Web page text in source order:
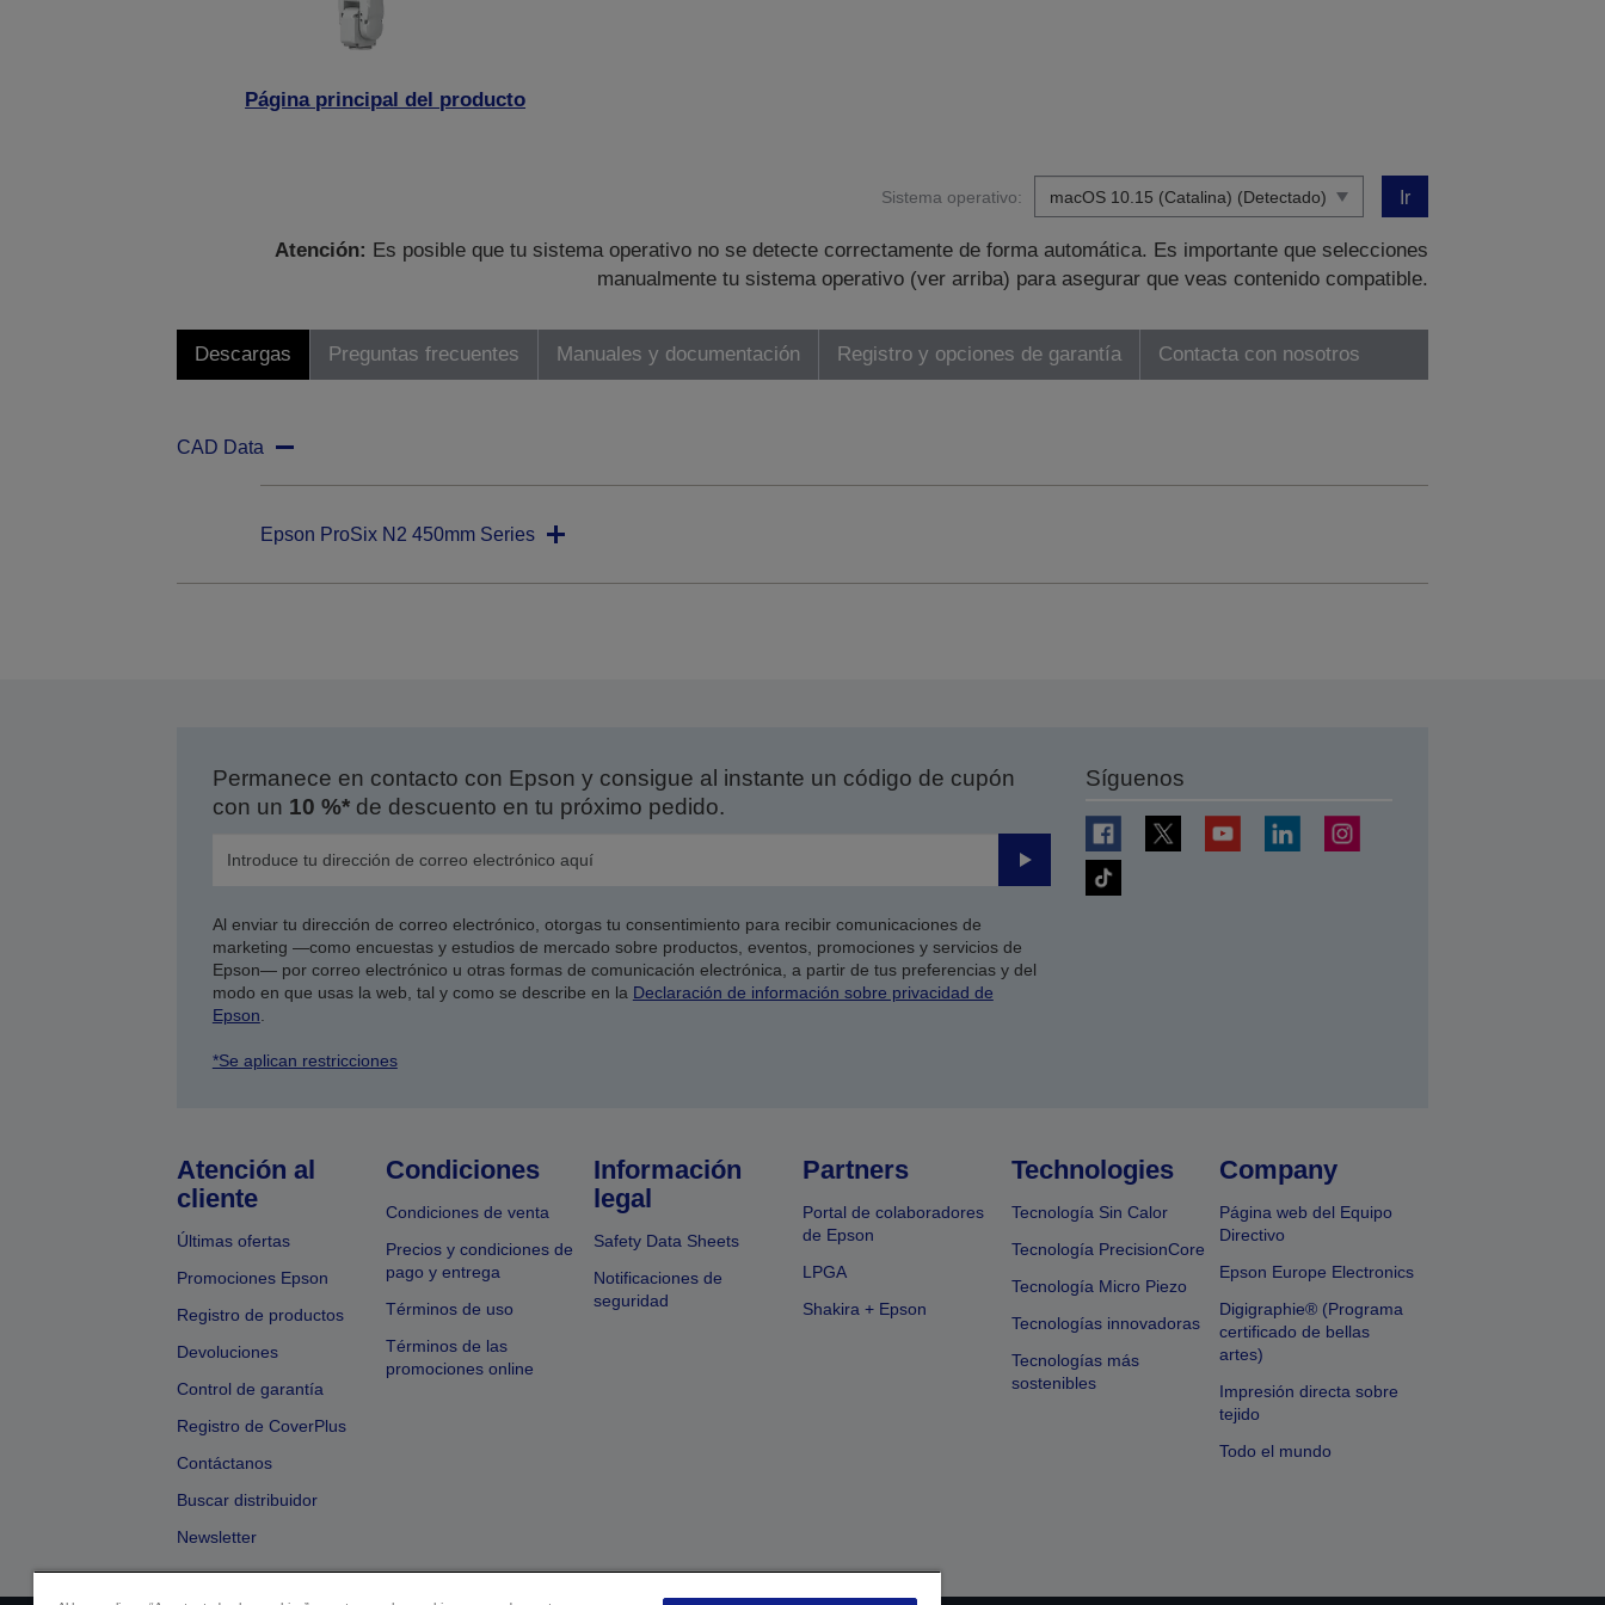
Página principal del producto
Sistema operativo: Ir
Atención: Es posible que tu sistema operativo no se detecte correctamente de forma automática. Es importante que selecciones
manualmente tu sistema operativo (ver arriba) para asegurar que veas contenido compatible.
Descargas Preguntas frecuentes Manuales y documentación Registro y opciones de garantía Contacta con nosotros
CAD Data
Epson ProSix N2 450mm Series
Permanece en contacto con Epson y consigue al instante un código de cupón
con un 10 %*de descuento en tu próximo pedido.
Enviar
Al enviar tu dirección de correo electrónico, otorgas tu consentimiento para recibir comunicaciones de
marketing —como encuestas y estudios de mercado sobre productos, eventos, promociones y servicios de
Epson— por correo electrónico u otras formas de comunicación electrónica, a partir de tus preferencias y del
modo en que usas la web, tal y como se describe en la Declaración de información sobre privacidad de
Epson.
*Se aplican restricciones
Síguenos
Atención al
cliente
Últimas ofertas
Promociones Epson
Registro de productos
Devoluciones
Control de garantía
Registro de CoverPlus
Contáctanos
Buscar distribuidor
Newsletter
Condiciones
Condiciones de venta
Precios y condiciones de
pago y entrega
Términos de uso
Términos de las
promociones online
Información
legal
Safety Data Sheets
Notificaciones de
seguridad
Partners
Portal de colaboradores
de Epson
LPGA
Shakira + Epson
Technologies
Tecnología Sin Calor
Tecnología PrecisionCore
Tecnología Micro Piezo
Tecnologías innovadoras
Tecnologías más
sostenibles
Company
Página web del Equipo
Directivo
Epson Europe Electronics
Digigraphie® (Programa
certificado de bellas
artes)
Impresión directa sobre
tejido
Todo el mundo